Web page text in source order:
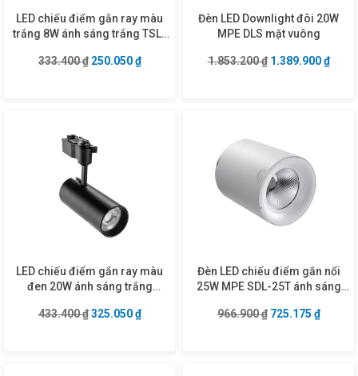
LED chiếu điểm gắn ray màu
trắng 8W ánh sáng trắng TSL-
333.400₫ Giá gốc là: 333.400 ₫.
250.050₫Giá hiện tại là: 250.050 ₫.
Đèn LED Downlight đôi 20W
MPE DLS mặt vuông
1.853.200₫ Giá gốc là:
1.389.900₫Giá
LED chiếu điểm gắn ray màu
đen 20W ánh sáng trắng
433.400₫ Giá gốc là: 433.400 ₫.
325.050₫Giá hiện tại là: 325.050 ₫.
Đèn LED chiếu điểm gắn nổi
25W MPE SDL-25T ánh sáng
966.900₫ Giá gốc là:
725.175 ₫Giá